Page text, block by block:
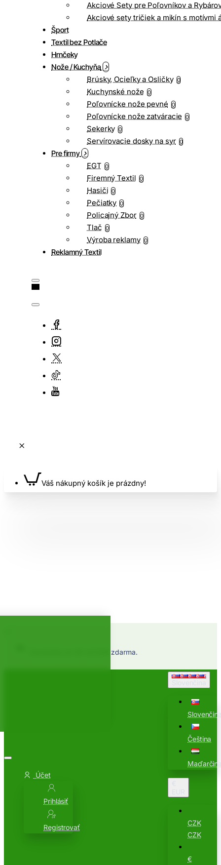
Akciové Sety pre Poľovníkov a
Akciové sety tričiek a mikín s motívmi
Šport
Textil bez Potlače
Hrnčeky
Nože / Kuchyňa
Brúsky, Ocieľky a Osličky 0
Kuchynské nože 0
Poľovnícke nože pevné 0
Poľovnícke nože zatváracie 0
Sekerky 0
Servírovacie dosky na syr 0
Pre firmy
EGT 0
Firemný Textil 0
Hasiči 0
Pečiatky 0
Policajný Zbor 0
Tlač 0
Výroba reklamy 0
Reklamný Textil
Váš nákupný košík je prázdny!
Doručenie do SK od 80€ zdarma.
Účet
Prihlásiť
Registrovať
Čeština
CZK
CZK
€